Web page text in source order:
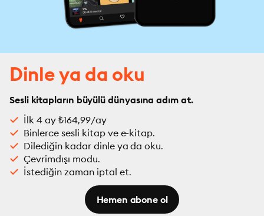
Dinle ya da oku
Sesli kitapların büyülü dünyasına adım at.
İlk 4 ay ₺164,99/ay
Binlerce sesli kitap ve e-kitap.
Dilediğin kadar dinle ya da oku.
Çevrimdışı modu.
İstediğin zaman iptal et.
Hemen abone ol